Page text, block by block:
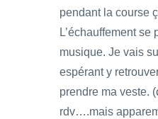
pendant la course
L’échauffement se
musique. Je vais
espérant y
prendre ma veste.
rdv….mais